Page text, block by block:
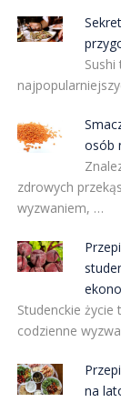
osób
zdrowych
wyzwaniem, …
Studenckie
codzienne
na